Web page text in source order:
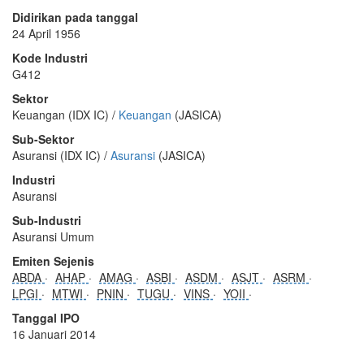
Didirikan pada tanggal
24 April 1956
Kode Industri
G412
Sektor
Keuangan (IDX IC) / Keuangan (JASICA)
Sub-Sektor
Asuransi (IDX IC) / Asuransi (JASICA)
Industri
Asuransi
Sub-Industri
Asuransi Umum
Emiten Sejenis
ABDA
AHAP AMAG ASBI ASDM ASJT
ASRM
LPGI
MTWI PNIN TUGU VINS
YOII
Tanggal IPO
16 Januari 2014